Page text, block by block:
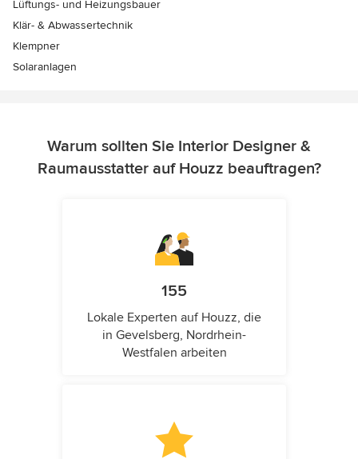
Lüftungs- und Heizungsbauer
Klär- & Abwassertechnik
Klempner
Solaranlagen
Warum sollten Sie Interior Designer &
Raumausstatter auf Houzz beauftragen?
155
Lokale Experten auf Houzz, die
in Gevelsberg, Nordrhein-
Westfalen arbeiten